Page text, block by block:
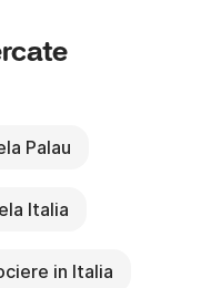
Palau
Italia
in Italia